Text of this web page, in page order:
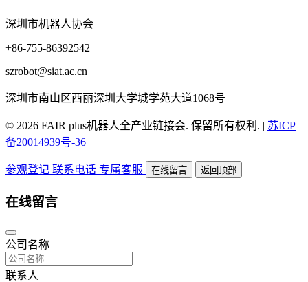
深圳市机器人协会
+86-755-86392542
szrobot@siat.ac.cn
深圳市南山区西丽深圳大学城学苑大道1068号
© 2026 FAIR plus机器人全产业链接会. 保留所有权利. | 苏ICP
备20014939号-36
参观登记 联系电话 专属客服 在线留言 返回顶部
在线留言
公司名称
联系人